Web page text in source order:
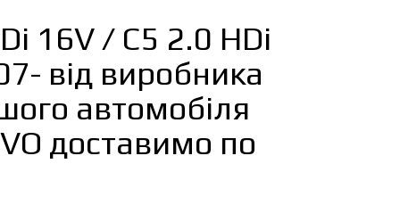
16V / C5 2.0 HDi
від виробника
автомобіля
доставимо по